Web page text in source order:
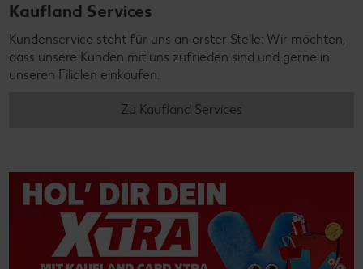
Kaufland Services
Kundenservice steht für uns an erster Stelle: Wir möchten,
dass unsere Kunden mit uns zufrieden sind und gerne in
unseren Filialen einkaufen.
Zu Kaufland Services